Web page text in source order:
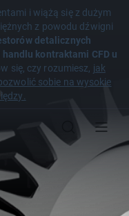
i wiążą się z dużym
z powodu dźwigni
detalicznych
kontraktami CFD u
się, czy rozumiesz, jak
sobie na wysokie